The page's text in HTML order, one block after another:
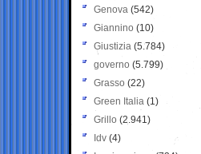
Genova (542)
Giannino (10)
Giustizia (5.784)
governo (5.799)
Grasso (22)
Green Italia (1)
Grillo (2.941)
Idv (4)